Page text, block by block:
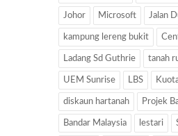
Johor Microsoft Jalan
kampung lereng bukit
Ladang Sd Guthrie tanah
UEM Sunrise LBS
diskaun hartanah Projek
Bandar Malaysia lestari